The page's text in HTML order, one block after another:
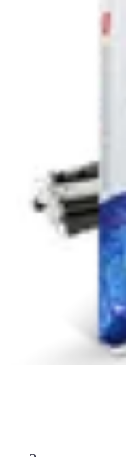
Connect Belgium
Objets Connectés
Tendances
Connect